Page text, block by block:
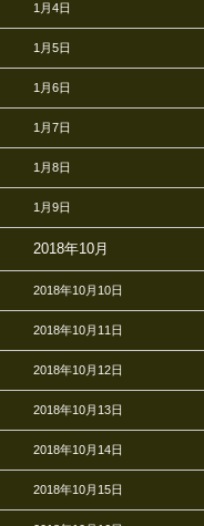
1月4日
1月5日
1月6日
1月7日
1月8日
1月9日
2018年10月
2018年10月10日
2018年10月11日
2018年10月12日
2018年10月13日
2018年10月14日
2018年10月15日